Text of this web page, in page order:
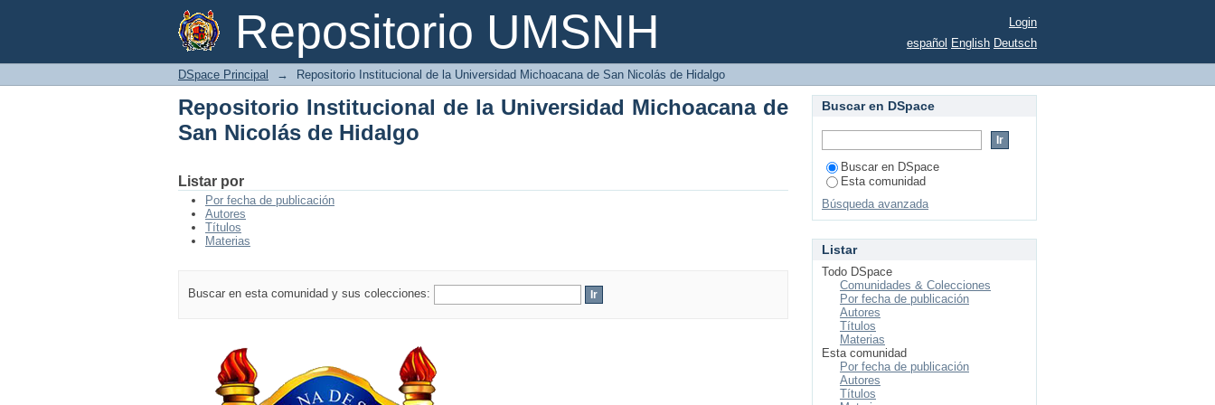
Repositorio UMSNH
Repositorio Institucional de la Universidad Michoacana de San Nicolás de Hidalgo
Login
español English Deutsch
DSpace Principal → Repositorio Institucional de la Universidad Michoacana de San Nicolás de Hidalgo
Repositorio Institucional de la Universidad Michoacana de
San Nicolás de Hidalgo
Listar por
Por fecha de publicación
Autores
Títulos
Materias
Buscar en esta comunidad y sus colecciones:
Buscar en DSpace
Buscar en DSpace
Esta comunidad
Búsqueda avanzada
Listar
Todo DSpace
Comunidades & Colecciones
Por fecha de publicación
Autores
Títulos
Materias
Esta comunidad
Por fecha de publicación
Autores
Títulos